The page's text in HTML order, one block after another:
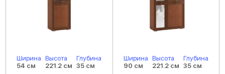
Ширина
54 см
Высота
221.2 см
Глубина
35 см
Ширина
90 см
Высота
221.2 см
Глубина
35 см